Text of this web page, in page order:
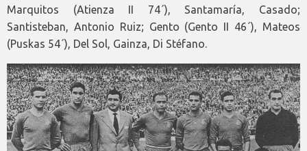
Marquitos (Atienza II 74´), Santamaría, Casado;
Santisteban, Antonio Ruiz; Gento (Gento II 46´), Mateos
(Puskas 54´), Del Sol, Gainza, Di Stéfano.